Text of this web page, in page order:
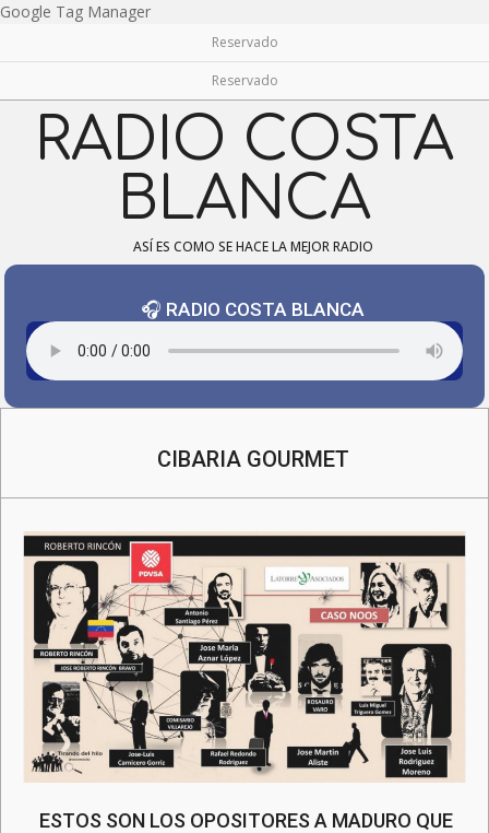
Google Tag ManagerSkip
content
Reservado
Reservado
RADIO COSTA
BLANCA
ASÍ ES COMO SE HACE LA MEJOR RADIO
🎧 RADIO COSTA BLANCA
CIBARIA GOURMET
ESTOS SON LOS OPOSITORES A MADURO QUE